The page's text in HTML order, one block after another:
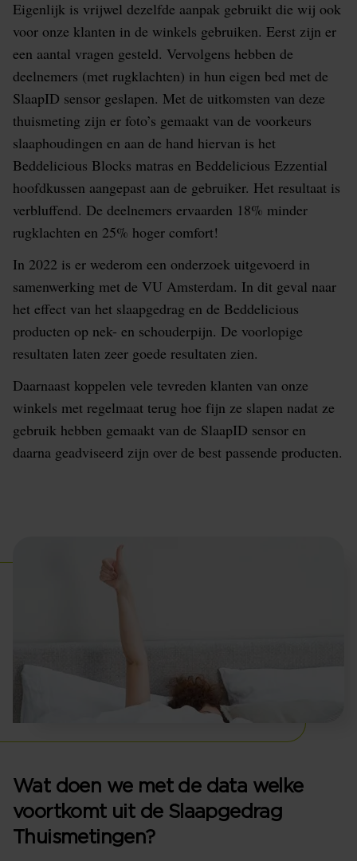
Eigenlijk is vrijwel dezelfde aanpak gebruikt die wij ook
voor onze klanten in de winkels gebruiken. Eerst zijn er
een aantal vragen gesteld. Vervolgens hebben de
deelnemers (met rugklachten) in hun eigen bed met de
SlaapID sensor geslapen. Met de uitkomsten van deze
thuismeting zijn er foto’s gemaakt van de voorkeurs
slaaphoudingen en aan de hand hiervan is het
Beddelicious Blocks matras en Beddelicious Ezzential
hoofdkussen aangepast aan de gebruiker. Het resultaat is
verbluffend. De deelnemers ervaarden 18% minder
rugklachten en 25% hoger comfort!
In 2022 is er wederom een onderzoek uitgevoerd in
samenwerking met de VU Amsterdam. In dit geval naar
het effect van het slaapgedrag en de Beddelicious
producten op nek- en schouderpijn. De voorlopige
resultaten laten zeer goede resultaten zien.
Daarnaast koppelen vele tevreden klanten van onze
winkels met regelmaat terug hoe fijn ze slapen nadat ze
gebruik hebben gemaakt van de SlaapID sensor en
daarna geadviseerd zijn over de best passende producten.
Wat doen we met de data welke
voortkomt uit de Slaapgedrag
Thuismetingen?